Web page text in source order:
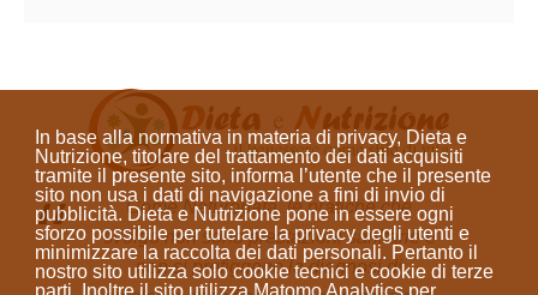
In base alla normativa in materia di privacy, Dieta e
Nutrizione, titolare del trattamento dei dati acquisiti
tramite il presente sito, informa l’utente che il presente
sito non usa i dati di navigazione a fini di invio di
pubblicità. Dieta e Nutrizione pone in essere ogni
sforzo possibile per tutelare la privacy degli utenti e
minimizzare la raccolta dei dati personali. Pertanto il
nostro sito utilizza solo cookie tecnici e cookie di terze
parti. Inoltre il sito utilizza Matomo Analytics per
Come Naturopata, le pratiche che
svolgo non sono prestazioni sanitarie e
non si prefiggono la diagnosi di